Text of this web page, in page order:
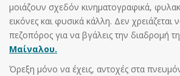
μοιάζουν σχεδόν κινηματογραφικά,
εικόνες και φυσικά κάλλη. Δεν χρειάζεται
πεζοπόρος για να βγάλεις την διαδρομή
Μαίναλου.
Όρεξη μόνο να έχεις, αντοχές στα